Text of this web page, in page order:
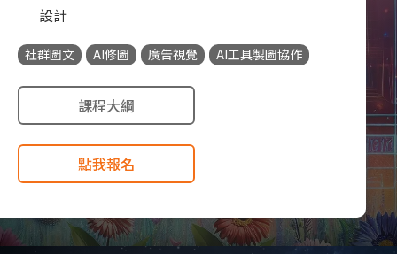
設計
社群圖文 AI修圖 廣告視覺 AI工具製圖協作
課程大綱
點我報名